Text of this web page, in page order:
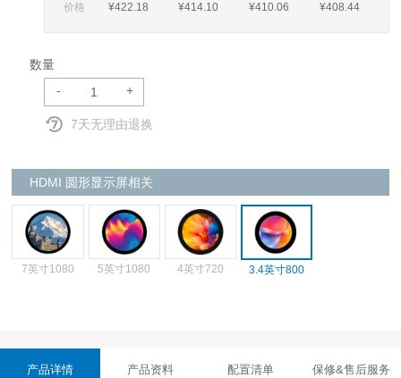
价格
¥422.18 ¥414.10 ¥410.06 ¥408.44
数量
-
+
7天无理由退换
HDMI 圆形显示屏相关
7英寸1080 5英寸1080 4英寸720 3.4英寸800
产品详情 产品资料 配置清单 保修&售后服务